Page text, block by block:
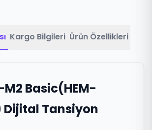
Kargo Bilgileri Ürün Özellikleri
Basic(HEM-
Dijital Tansiyon